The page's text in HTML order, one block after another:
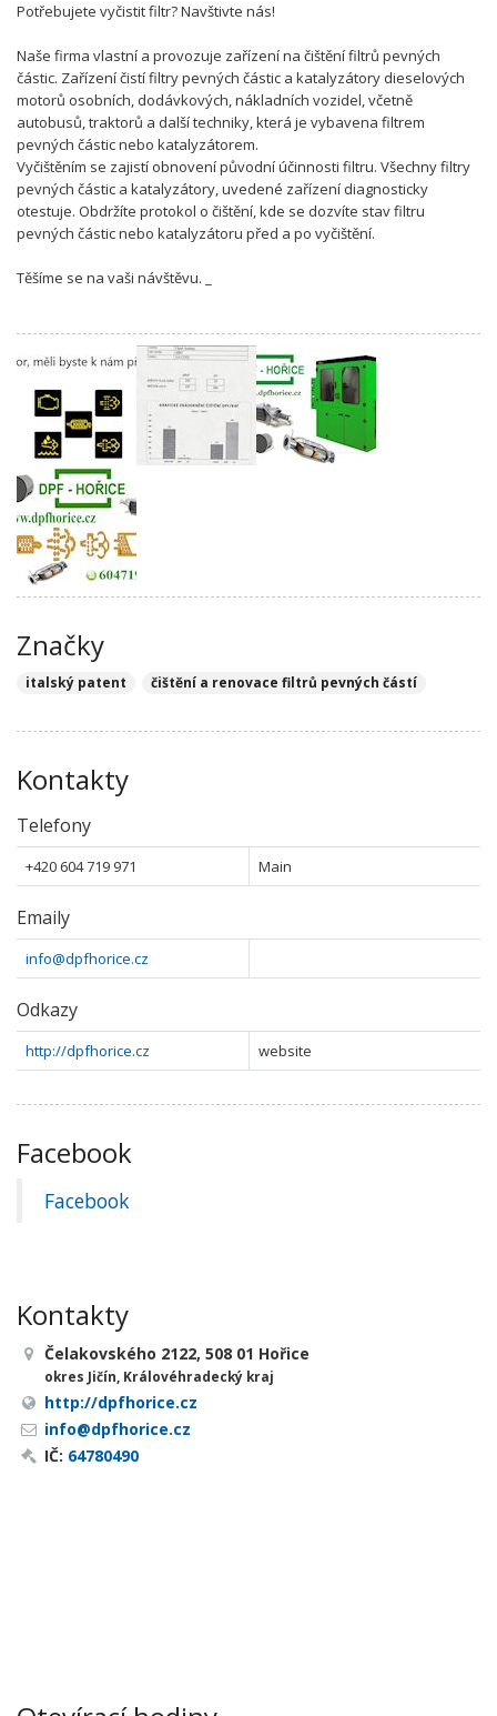
Potřebujete vyčistit filtr? Navštivte nás!
Naše firma vlastní a provozuje zařízení na čištění filtrů pevných
částic. Zařízení čistí filtry pevných částic a katalyzátory dieselových
motorů osobních, dodávkových, nákladních vozidel, včetně
autobusů, traktorů a další techniky, která je vybavena filtrem
pevných částic nebo katalyzátorem.
Vyčištěním se zajistí obnovení původní účinnosti filtru. Všechny filtry
pevných částic a katalyzátory, uvedené zařízení diagnosticky
otestuje. Obdržíte protokol o čištění, kde se dozvíte stav filtru
pevných částic nebo katalyzátoru před a po vyčištění.
Těšíme se na vaši návštěvu. _
Značky
italský patent čištění a renovace filtrů pevných částí
Kontakty
Telefony
+420 604 719 971 Main
Emaily
info@dpfhorice.cz
Odkazy
http://dpfhorice.cz website
Facebook
Facebook
Kontakty
Čelakovského 2122, 508 01 Hořice
okres Jičín, Královéhradecký kraj
http://dpfhorice.cz
info@dpfhorice.cz
IČ: 64780490